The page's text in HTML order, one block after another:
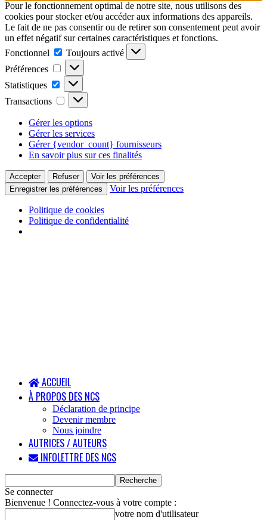
Pour le fonctionnement optimal de notre site, nous utilisons des
cookies pour stocker et/ou accéder aux informations des appareils.
Le fait de ne pas consentir ou de retirer son consentement peut avoir
un effet négatif sur certaines caractéristiques et fonctions.
Fonctionnel
Fonctionnel
Toujours activé
Préférences
Préférences
Statistiques Statistiques
Transactions Transactions
Gérer les options
Gérer les services
Gérer {vendor_count} fournisseurs
En savoir plus sur ces finalités
Accepter Refuser
Voir les préférences
Enregistrer les préférences
Voir les préférences
Politique de cookies
Politique de confidentialité
ACCUEIL
À PROPOS DES NCS
Déclaration de principe
Devenir membre
Nous joindre
AUTRICES / AUTEURS
INFOLETTRE DES NCS
Se connecter
Bienvenue ! Connectez-vous à votre compte :
votre nom d'utilisateur